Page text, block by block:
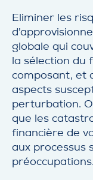
Eliminer les
globale qui
la sélection du
composant, et
aspects
perturbation.
que les
financière de
aux processus
préoccupations.